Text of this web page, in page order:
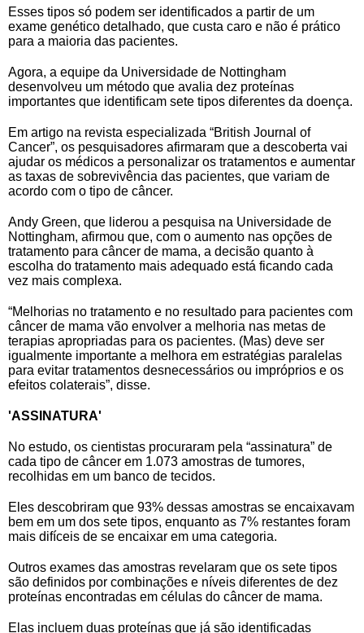
Esses tipos só podem ser identificados a partir de um
exame genético detalhado, que custa caro e não é prático
para a maioria das pacientes.
Agora, a equipe da Universidade de Nottingham
desenvolveu um método que avalia dez proteínas
importantes que identificam sete tipos diferentes da doença.
Em artigo na revista especializada “British Journal of
Cancer”, os pesquisadores afirmaram que a descoberta vai
ajudar os médicos a personalizar os tratamentos e aumentar
as taxas de sobrevivência das pacientes, que variam de
acordo com o tipo de câncer.
Andy Green, que liderou a pesquisa na Universidade de
Nottingham, afirmou que, com o aumento nas opções de
tratamento para câncer de mama, a decisão quanto à
escolha do tratamento mais adequado está ficando cada
vez mais complexa.
“Melhorias no tratamento e no resultado para pacientes com
câncer de mama vão envolver a melhoria nas metas de
terapias apropriadas para os pacientes. (Mas) deve ser
igualmente importante a melhora em estratégias paralelas
para evitar tratamentos desnecessários ou impróprios e os
efeitos colaterais”, disse.
'ASSINATURA'
No estudo, os cientistas procuraram pela “assinatura” de
cada tipo de câncer em 1.073 amostras de tumores,
recolhidas em um banco de tecidos.
Eles descobriram que 93% dessas amostras se encaixavam
bem em um dos sete tipos, enquanto as 7% restantes foram
mais difíceis de se encaixar em uma categoria.
Outros exames das amostras revelaram que os sete tipos
são definidos por combinações e níveis diferentes de dez
proteínas encontradas em células do câncer de mama.
Elas incluem duas proteínas que já são identificadas